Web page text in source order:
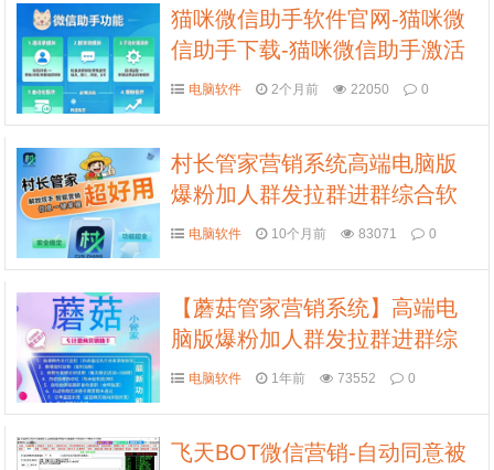
猫咪微信助手软件官网-猫咪微
信助手下载-猫咪微信助手激活
码-微信定时自动群发软件
电脑软件 2个月前 22050 0
村长管家营销系统高端电脑版
爆粉加人群发拉群进群综合软
件电脑软件 10个月前 83071 0
【蘑菇管家营销系统】高端电
脑版爆粉加人群发拉群进群综
合软件
电脑软件 1年前 73552 0
飞天BOT微信营销-自动同意被